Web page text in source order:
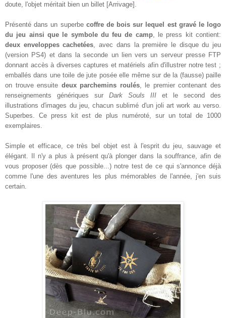
doute, l'objet méritait bien un billet [Arrivage].
Présenté dans un superbe coffre de bois sur lequel est gravé le logo
du jeu ainsi que le symbole du feu de camp, le press kit contient:
deux enveloppes cachetées, avec dans la première le disque du jeu
(version PS4) et dans la seconde un lien vers un serveur presse FTP
donnant accès à diverses captures et matériels afin d'illustrer notretest ;
emball és dans une toile de jute posée elle même sur de la (fausse) paille
on trouve ensuite deux parchemins roulés, le premiercontenant des
renseignements génériques sur Dark Souls III et le second des
illustrations d'images du jeu, chacun sublimé d'un joli art work au verso.
Superbes. Ce press kit est de plus numéroté, sur un total de 1000
exemplaires.
Simple et efficace, ce très bel objet est à l'esprit du jeu, sauvage et
élégant. Il n'y a plus à présent qu'à plonger dans la souffrance, afin de
vous proposer (dès que possible...) notre test de ce qui s'annonce déjà
comme l'une des aventures les plus mémorables de l'année, j'en suis
certain.